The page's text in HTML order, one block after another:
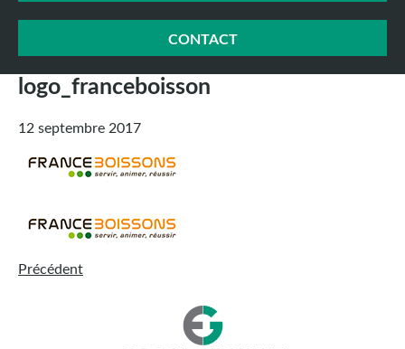
CONTACT
logo_franceboisson
12 septembre 2017
Précédent